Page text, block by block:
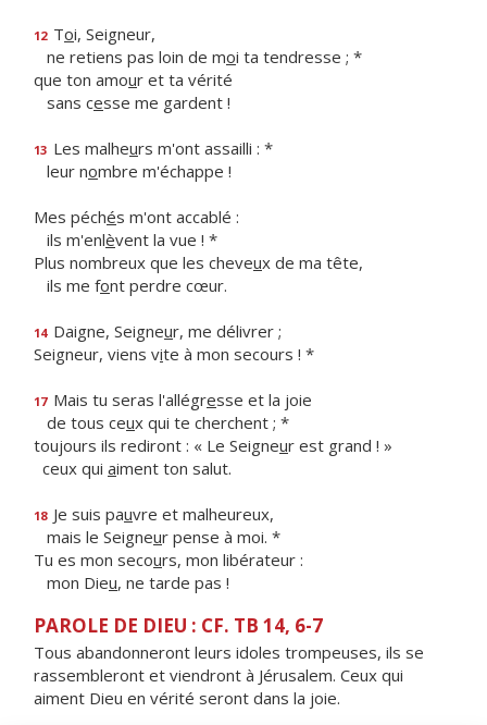
12 Toi, Seigneur,
ne retiens pas loin de moi ta tendresse ; *
que ton amour et ta vérité
sans cesse me gardent !
13 Les malheurs m'ont assailli : *
leur nombre m'échappe !
Mes péchés m'ont accablé :
ils m'enlèvent la vue ! *
Plus nombreux que les cheveux de ma tête,
ils me font perdre cœur.
14 Daigne, Seigneur, me délivrer ;
Seigneur, viens vite à mon secours ! *
17 Mais tu seras l'allégresse et la joie
de tous ceux qui te cherchent ; *
toujours ils rediront : « Le Seigneur est grand ! »
ceux qui aiment ton salut.
18 Je suis pauvre et malheureux,
mais le Seigneur pense à moi. *
Tu es mon secours, mon libérateur :
mon Dieu, ne tarde pas !
PAROLE DE DIEU : CF. TB 14, 6-7
Tous abandonneront leurs idoles trompeuses, ils se
rassembleront et viendront à Jérusalem. Ceux qui
aiment Dieu en vérité seront dans la joie.